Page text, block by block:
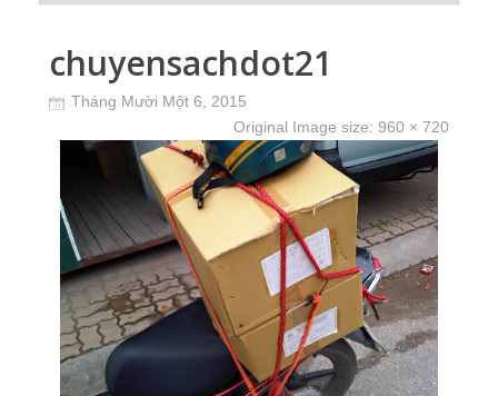
chuyensachdot21
Tháng Mười Một 6, 2015
Original Image size: 960 × 720